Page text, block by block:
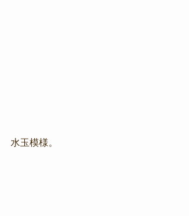
水玉模様。